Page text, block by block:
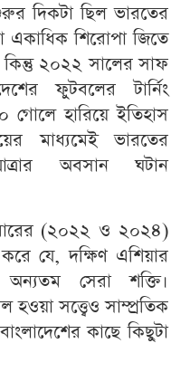
দিকটা ছিল ভারতের
শিরোপা জিতে
কিন্তু ২০২২ সালের সাফ
ফুটবলের টার্নিং
গোলে হারিয়ে ইতিহাস
মাধ্যমেই ভারতের
অবসান ঘটান
(২০২২ ও ২০২৪)
যে, দক্ষিণ এশিয়ার
সেরা শক্তি।
সত্ত্বেও সাম্প্রতিক
কাছে কিছুটা